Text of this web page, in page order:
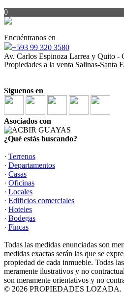
0
Encuéntranos en
+593 99 320 3580
Av. Carlos Espinoza Larrea y Quito -
Propiedades a la venta Salinas-Santa
Síguenos en
Asociados con
¿Qué estás buscando?
· Terrenos
· Departamentos
· Casas
· Oficinas
· Locales
· Edificios comerciales
· Hoteles
· Bodegas
· Fincas
Todas las medidas enunciadas son
medidas exactas serán las que se
propiedad de cada inmueble. Todas
meramente ilustrativos y no
son meramente orientativos y no
© 2026 PROPIEDADES LOZADA.